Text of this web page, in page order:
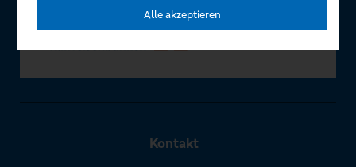
Kontakt
Alle akzeptieren